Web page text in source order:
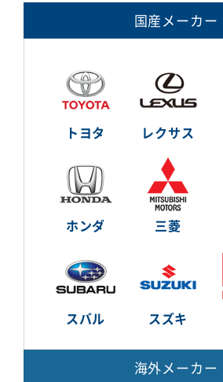
国産メーカー
トヨタ レクサス
ホンダ 三菱
スバル スズキ
海外メーカー